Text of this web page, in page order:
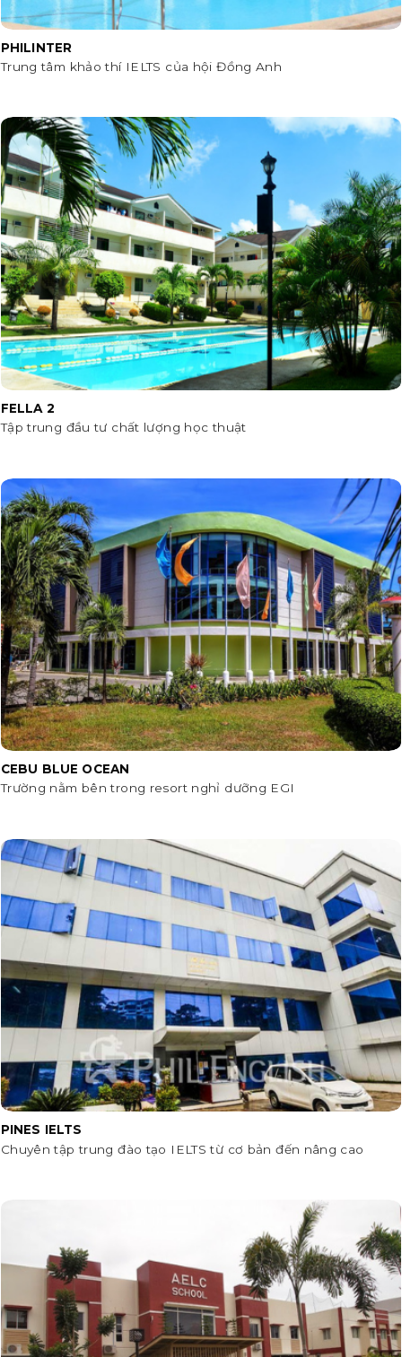
PHILINTER
Trung tâm khảo thí IELTS của hội Đồng Anh
FELLA 2
Tập trung đầu tư chất lượng học thuật
CEBU BLUE OCEAN
Trường nằm bên trong resort nghỉ dưỡng EGI
PINES IELTS
Chuyên tập trung đào tạo IELTS từ cơ bản đến nâng cao